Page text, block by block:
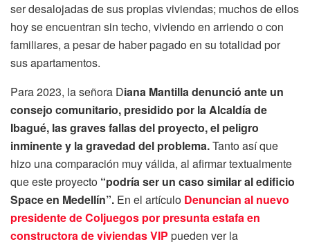
ser desalojadas de sus propias viviendas; muchos de ellos
hoy se encuentran sin techo, viviendo en arriendo o con
familiares, a pesar de haber pagado en su totalidad por
sus apartamentos.
Para 2023, la señora Diana Mantilla denunció ante un
consejo comunitario, presidido por la Alcaldía de
Ibagué, las graves fallas del proyecto, el peligro
inminente y la gravedad del problema.Tanto así que
hizo una comparación muy válida, al afirmar textualmente
que este proyecto “podría ser un caso similar al edificio
Space en Medellín”. En el artículo Denuncian al nuevo
presidente de Coljuegos por presunta estafa en
constructora de viviendas VIP pueden ver la